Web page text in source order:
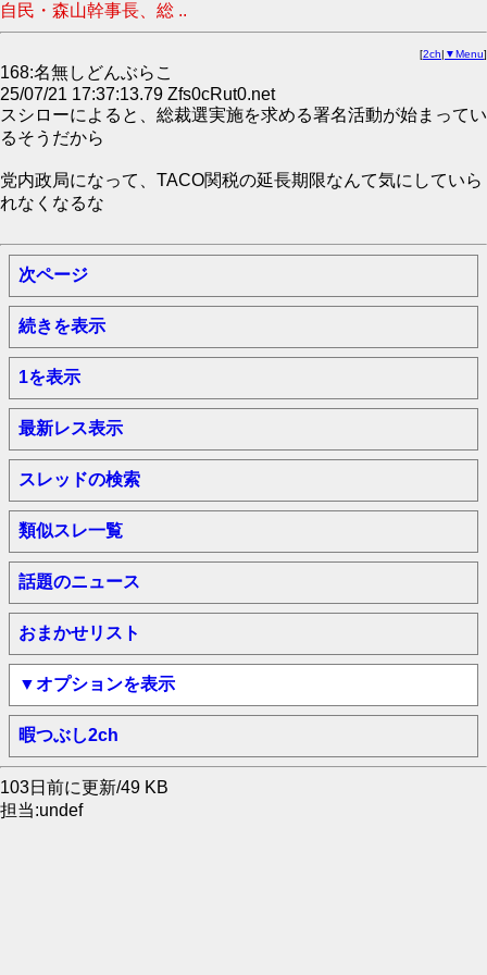
自民・森山幹事長、総 ..
[2ch| ▼Menu]
168:名無しどんぶらこ
25/07/21 17:37:13.79 Zfs0cRut0.net
スシローによると、総裁選実施を求める署名活動が始まってい
るそうだから
党内政局になって、TACO関税の延長期限なんて気にしていら
れなくなるな
次ページ
続きを表示
1を表示
最新レス表示
スレッドの検索
類似スレ一覧
話題のニュース
おまかせリスト
▼オプションを表示
暇つぶし2ch
103日前に更新/49 KB
担当:undef